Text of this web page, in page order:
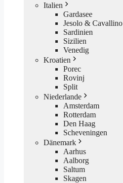
Italien
Gardasee
Jesolo & Cavallino
Sardinien
Sizilien
Venedig
Kroatien
Porec
Rovinj
Split
Niederlande
Amsterdam
Rotterdam
Den Haag
Scheveningen
Dänemark
Aarhus
Aalborg
Saltum
Skagen